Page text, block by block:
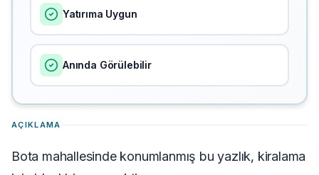
Yatırıma Uygun
Anında Görülebilir
AÇIKLAMA
Bota mahallesinde konumlanmış bu yazlık, kiralama